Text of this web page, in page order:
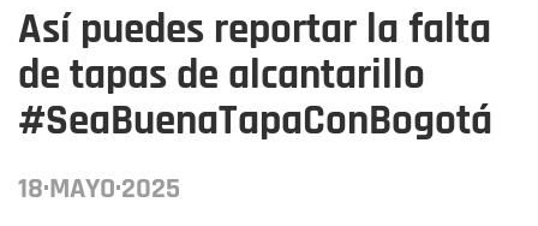
Así puedes reportar la falta
de tapas de alcantarillo
#SeaBuenaTapaConBogotá
18·MAYO·2025